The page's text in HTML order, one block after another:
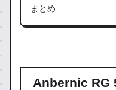
まとめ
Anbernic RG